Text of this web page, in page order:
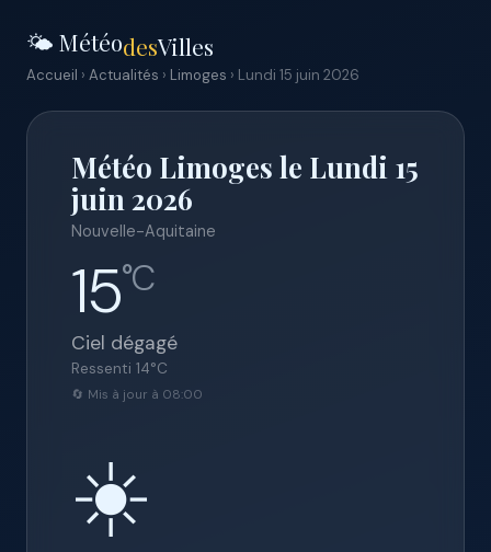
🌤️ MétéodesVilles
Accueil › Actualités › Limoges › Lundi 15 juin 2026
Météo Limoges le Lundi 15
juin 2026
Nouvelle-Aquitaine
15°C
Ciel dégagé
Ressenti 14°C
🔄 Mis à jour à 08:00
☀️